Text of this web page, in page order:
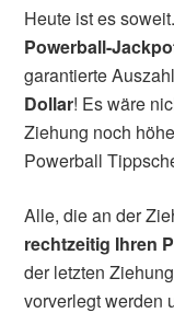
Heute ist es
Powerball-
garantierte
Dollar! Es wäre
Ziehung noch
Powerball
Alle, die an der
rechtzeitig Ihren
der letzten
vorverlegt werden